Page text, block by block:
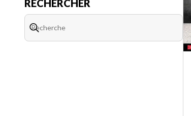
RECHERCHER